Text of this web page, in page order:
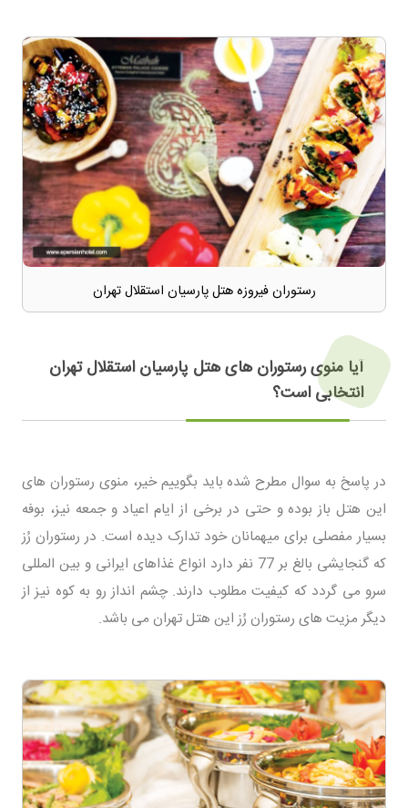
رستوران فیروزه هتل پارسیان استقلال تهران
آیا منوی رستوران های هتل پارسیان استقلال تهران
انتخابی است؟
در پاسخ به سوال مطرح شده باید بگوییم خیر، منوی رستوران های
این هتل باز بوده و حتی در برخی از ایام اعیاد و جمعه نیز، بوفه
بسیار مفصلی برای میهمانان خود تدارک دیده است. در رستوران رُز
که گنجایشی بالغ بر 77 نفر دارد انواع غذاهای ایرانی و بین المللی
سرو می گردد که کیفیت مطلوب دارند. چشم انداز رو به کوه نیز از
دیگر مزیت های رستوران رُز این هتل تهران می باشد.